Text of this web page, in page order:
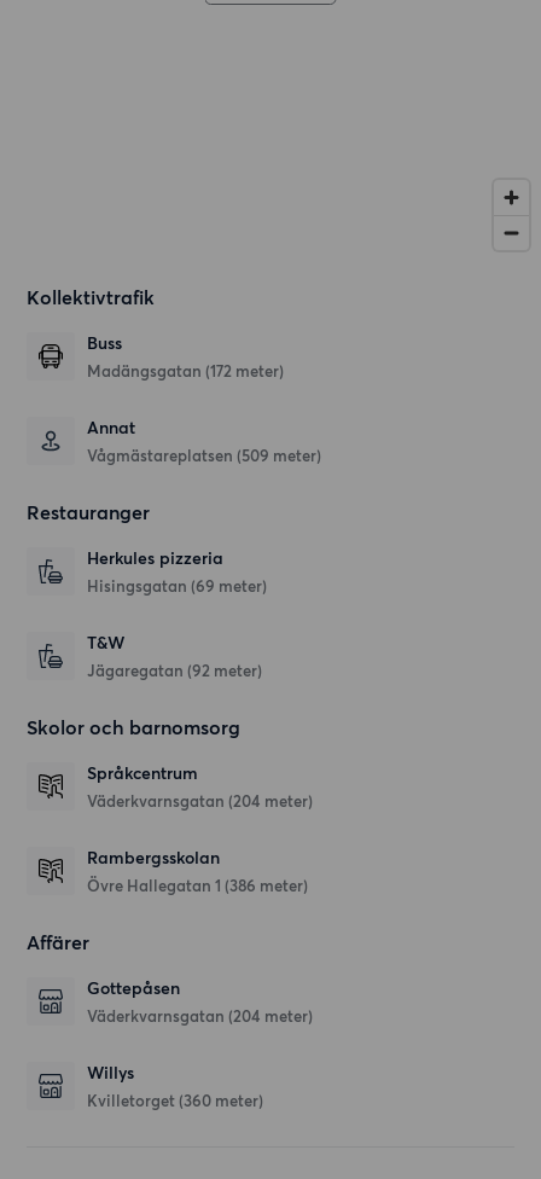
Kollektivtrafik
Buss
Madängsgatan (172 meter)
Annat
Vågmästareplatsen (509 meter)
Restauranger
Herkules pizzeria
Hisingsgatan (69 meter)
T&W
Jägaregatan (92 meter)
Skolor och barnomsorg
Språkcentrum
Väderkvarnsgatan (204 meter)
Rambergsskolan
Övre Hallegatan 1 (386 meter)
Affärer
Gottepåsen
Väderkvarnsgatan (204 meter)
Willys
Kvilletorget (360 meter)